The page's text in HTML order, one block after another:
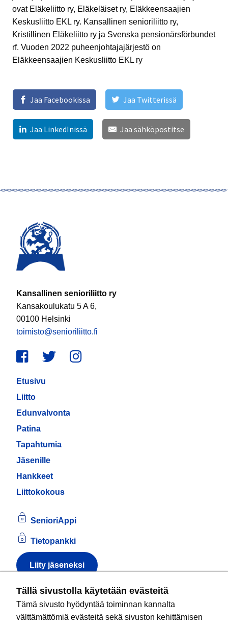
Tällä sivustolla käytetään evästeitä
Tämä sivusto hyödyntää toiminnan kannalta
välttämättömiä evästeitä sekä sivuston kehittämisen
ovat Eläkeliitto ry, Eläkeläiset ry, Eläkkeensaajien
Keskusliitto EKL ry. Kansallinen senioriliitto ry,
Kristillinen Eläkeliitto ry ja Svenska pensionärsförbundet
rf. Vuoden 2022 puheenjohtajajärjestö on
Eläkkeensaajien Keskusliitto EKL ry
Jaa Facebookissa Jaa Twitterissä
Jaa LinkedInissä Jaa sähköpostitse
Kansallinen senioriliitto ry
Kansakoulukatu 5 A 6,
00100 Helsinki
toimisto@senioriliitto.fi
Facebook
TwitterInstagram
Etusivu
Liitto
Edunvalvonta
Patina
Tapahtumia
Jäsenille
Hankkeet
Liittokokous
SenioriAppi
Tietopankki
Liity jäseneksi
Tietoa evästeistä
Kansallinen senioriliitto ryon valtakunnallinen